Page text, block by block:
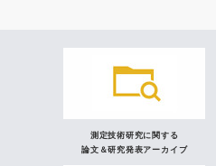
測定技術研究に関する
論文＆研究発表アーカイブ